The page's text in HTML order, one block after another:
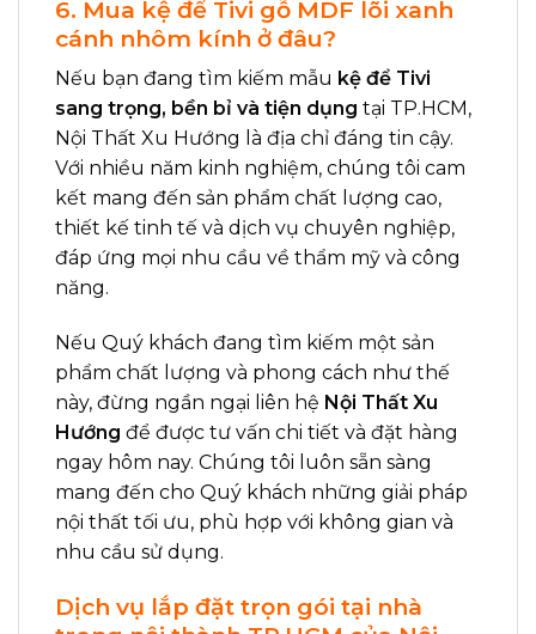
6. Mua kệ để Tivi gỗ MDF lõi xanh
cánh nhôm kính ở đâu?
Nếu bạn đang tìm kiếm mẫu kệ để Tivi
sang trọng, bền bỉ và tiện dụng tại TP.HCM,
Nội Thất Xu Hướng là địa chỉ đáng tin cậy.
Với nhiều năm kinh nghiệm, chúng tôi cam
kết mang đến sản phẩm chất lượng cao,
thiết kế tinh tế và dịch vụ chuyên nghiệp,
đáp ứng mọi nhu cầu về thẩm mỹ và công
năng.
Nếu Quý khách đang tìm kiếm một sản
phẩm chất lượng và phong cách như thế
này, đừng ngần ngại liên hệ Nội Thất Xu
Hướng để được tư vấn chi tiết và đặt hàng
ngay hôm nay. Chúng tôi luôn sẵn sàng
mang đến cho Quý khách những giải pháp
nội thất tối ưu, phù hợp với không gian và
nhu cầu sử dụng.
Dịch vụ lắp đặt trọn gói tại nhà